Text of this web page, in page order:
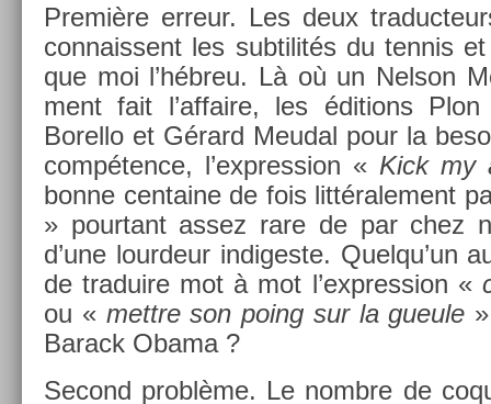
Première er­reur. Les deux
con­nais­sent les sub­tilités du ten­nis
que moi l’hébreu. Là où un Nel­son
ment fait l’af­faire, les édi­tions
Borel­lo et Gérard Meud­al pour la
compét­ence, l’express­ion « Kick my
bonne cen­taine de fois lit­térale­ment
» pour­tant assez rare de par chez
d’une lour­deur in­diges­te. Quel­qu’un
de traduire mot à mot l’express­ion «
ou «mettre son poing sur la gueule
Barack Obama ?
Second problème. Le nombre de